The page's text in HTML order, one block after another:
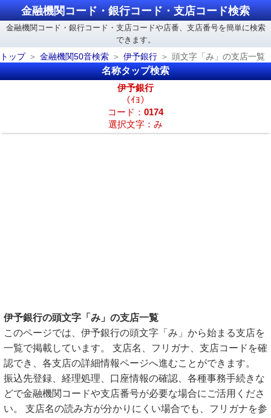
金融機関コード・銀行コード・支店コード検索
金融機関コード・銀行コード・支店コードや店番、支店番号を簡単に検索
できます。
トップ
金融機関50音検索 伊予銀行 頭文字「み」の支店一覧
名称タップ検索
伊予銀行
（ｲﾖ）
コード： 0174
選択文字：み
伊予銀行の頭文字「み」の支店一覧
このページでは、伊予銀行の頭文字「み」から始まる支店を
一覧で掲載しています。 支店名、フリガナ、支店コードを確
認でき、各支店の詳細情報ページへ進むことができます。
振込先登録、経理処理、口座情報の確認、各種事務手続きな
どで金融機関コードや支店番号が必要な場合にご活用くださ
い。 支店名の読み方が分かりにくい場合でも、フリガナを参